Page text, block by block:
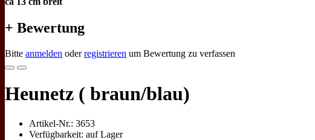
+ Bewertung
Bitte anmelden oderregistrieren um Bewertung zu verfassen
Heunetz ( braun/blau)
Artikel-Nr.: 3653
Verfügbarkeit: auf Lager